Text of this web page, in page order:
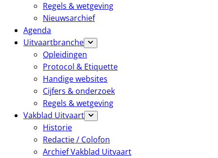
Regels & wetgeving
Nieuwsarchief
Agenda
Uitvaartbranche
Opleidingen
Protocol & Etiquette
Handige websites
Cijfers & onderzoek
Regels & wetgeving
Vakblad Uitvaart
Historie
Redactie / Colofon
Archief Vakblad Uitvaart